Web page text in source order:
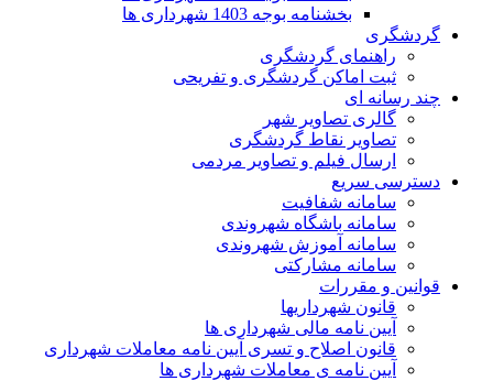
بخشنامه بوجه 1403 شهرداری ها
گردشگری
راهنمای گردشگری
ثبت اماکن گردشگری و تفریحی
چند رسانه ای
گالری تصاویر شهر
تصاویر نقاط گردشگری
ارسال فیلم و تصاویر مردمی
دسترسی سریع
سامانه شفافیت
سامانه باشگاه شهروندی
سامانه آموزش شهروندی
سامانه مشارکتی
قوانین و مقررات
قانون شهرداریها
آیین نامه مالی شهرداری ها
قانون اصلاح و تسری آیین نامه معاملات شهرداری
آیین نامه ی معاملات شهرداری ها